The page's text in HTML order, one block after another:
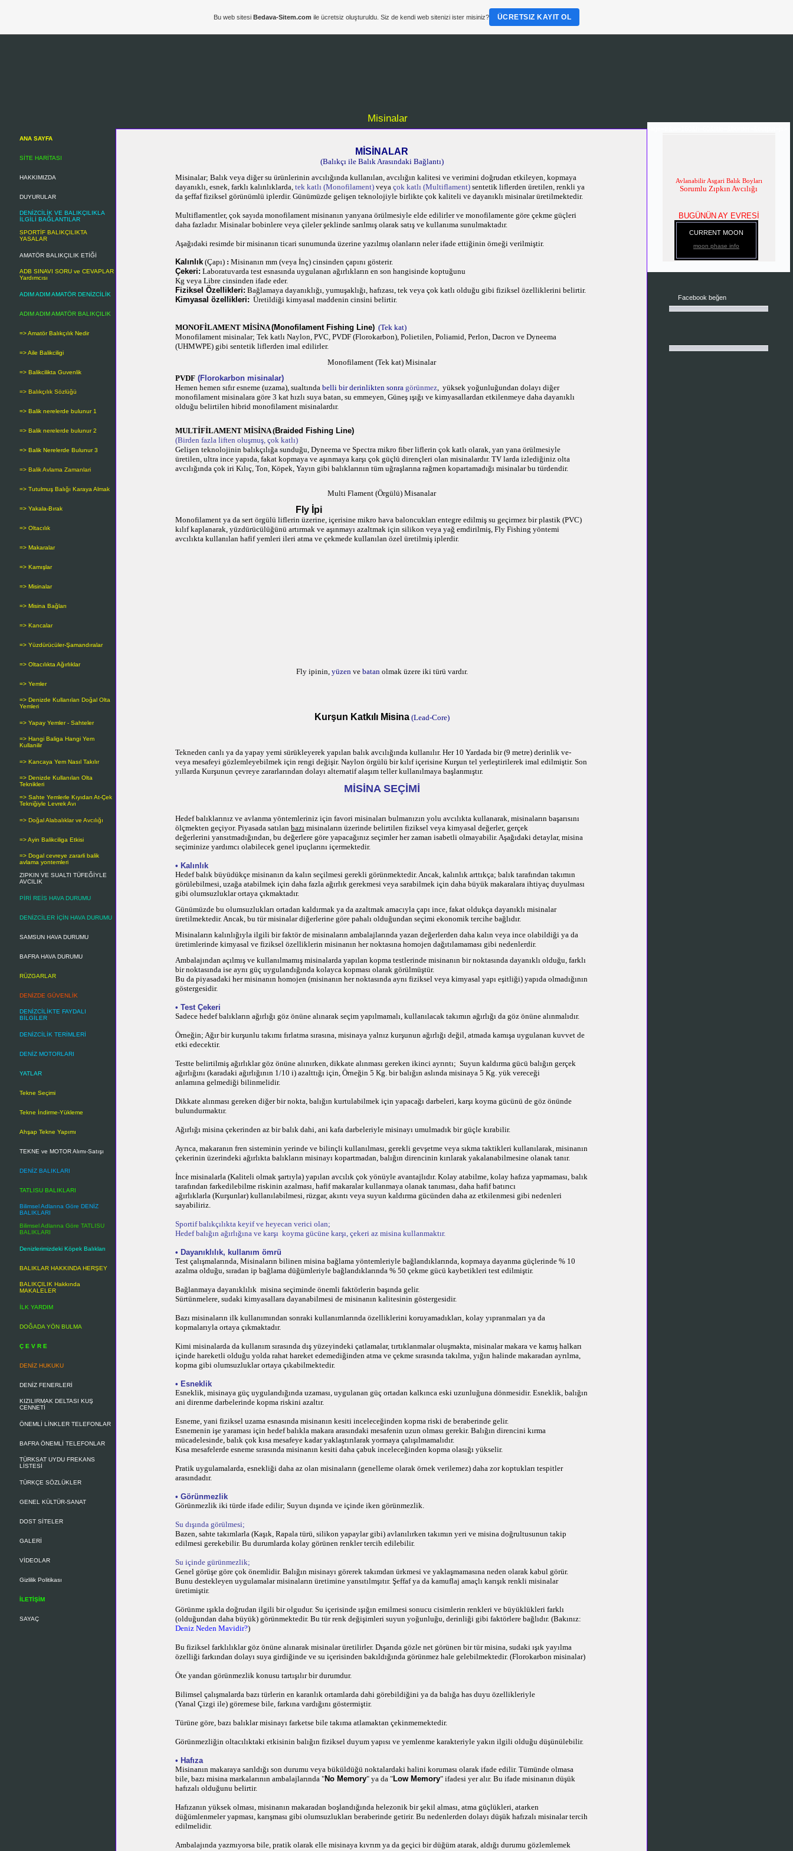
ANA SAYFA
SİTE HARİTASI
HAKKIMIZDA
DUYURULAR
DENİZCİLİK VE BALIKÇILIKLA
İLGİLİ BAĞLANTILAR
SPORTİF BALIKÇILIKTA
YASALAR
AMATÖR BALIKÇILIK ETİĞİ
ADB SINAVI SORU ve CEVAPLAR
Yardımcısı
ADIM ADIM AMATÖR DENİZCİLİK
ADIM ADIM AMATÖR BALIKÇILIK
=> Amatör Balıkçılık Nedir
=> Aile Balikciligi
=> Balikcilikta Guvenlik
=> Balıkçılık Sözlüğü
=> Balik nerelerde bulunur 1
=> Balik nerelerde bulunur 2
=> Balik Nerelerde Bulunur 3
=> Balik Avlama Zamanlari
=> Tutulmuş Balığı Karaya Almak
=> Yakala-Bırak
=> Oltacılık
=> Makaralar
=> Kamışlar
=> Misinalar
=> Misina Bağları
=> Kancalar
=> Yüzdürücüler-Şamandıralar
=> Oltacılıkta Ağırlıklar
=> Yemler
=> Denizde Kullanılan Doğal Olta
Yemleri
=> Yapay Yemler - Sahteler
=> Hangi Baliga Hangi Yem
Kullanilir
=> Kancaya Yem Nasıl Takılır
=> Denizde Kullanılan Olta
Teknikleri
=> Sahte Yemlerle Kıyıdan At-Çek
Tekniğiyle Levrek Avı
=> Doğal Alabalıklar ve Avcılığı
=> Ayin Balikciliga Etkisi
=> Dogal cevreye zararli balik
avlama yontemleri
ZIPKIN VE SUALTI TÜFEĞİYLE
AVCILIK
PİRİ REİS HAVA DURUMU
DENİZCİLER İÇİN HAVA DURUMU
SAMSUN HAVA DURUMU
BAFRA HAVA DURUMU
RÜZGARLAR
DENİZDE GÜVENLİK
DENİZCİLİKTE FAYDALI
BİLGİLER
DENİZCİLİK TERİMLERİ
DENİZ MOTORLARI
YATLAR
Tekne Seçimi
Tekne İndirme-Yükleme
Ahşap Tekne Yapımı
TEKNE ve MOTOR Alımı-Satışı
DENİZ BALIKLARI
TATLISU BALIKLARI
Bilimsel Adlarına Göre DENİZ
BALIKLARI
Bilimsel Adlarına Göre TATLISU
BALIKLARI
Denizlerimizdeki Köpek Balıkları
BALIKLAR HAKKINDA HERŞEY
BALIKÇILIK Hakkında
MAKALELER
İLK YARDIM
DOĞADA YÖN BULMA
Ç E V R E
DENİZ HUKUKU
DENİZ FENERLERİ
KIZILIRMAK DELTASI KUŞ
CENNETİ
ÖNEMLİ LİNKLER TELEFONLAR
BAFRA ÖNEMLİ TELEFONLAR
TÜRKSAT UYDU FREKANS
LİSTESİ
TÜRKÇE SÖZLÜKLER
GENEL KÜLTÜR-SANAT
DOST SİTELER
GALERİ
VİDEOLAR
Gizlilik Politikası
İLETİŞİM
SAYAÇ
Misinalar
MİSİNALAR
(Balıkçı ile Balık Arasındaki Bağlantı)
Misinalar; Balık veya diğer su ürünlerinin avcılığında kullanılan, avcılığın kalitesi ve verimini doğrudan etkileyen, kopmaya
dayanıklı, esnek, farklı kalınlıklarda, tek katlı (Monofilament) veya çok katlı (Multiflament) sentetik liflerden üretilen, renkli ya
da şeffaf fiziksel görünümlü iplerdir. Günümüzde gelişen teknolojiyle birlikte çok kaliteli ve dayanıklı misinalar üretilmektedir.
Multiflamentler, çok sayıda monofilament misinanın yanyana örülmesiyle elde edilirler ve monofilamente göre çekme güçleri
daha fazladır. Misinalar bobinlere veya çileler şeklinde sarılmış olarak satış ve kullanıma sunulmaktadır.
Aşağıdaki resimde bir misinanın ticari sunumunda üzerine yazılmış olanların neler ifade ettiğinin örneği verilmiştir.
Kalınlık (Çapı) : Misinanın mm (veya İnç) cinsinden çapını gösterir.
Çekeri: Laboratuvarda test esnasında uygulanan ağırlıkların en son hangisinde koptuğunu
Kg veya Libre cinsinden ifade eder.
Fiziksel Özellikleri: Bağlamaya dayanıklığı, yumuşaklığı, hafızası, tek veya çok katlı olduğu gibi fiziksel özelliklerini belirtir.
Kimyasal özellikleri: Üretildiği kimyasal maddenin cinsini belirtir.
MONOFİLAMENT MİSİNA(Monofilament Fishing Line) (Tek kat)
Monofilament misinalar; Tek katlı Naylon, PVC, PVDF (Florokarbon), Polietilen, Poliamid, Perlon, Dacron ve Dyneema
(UHMWPE) gibi sentetik liflerden imal edilirler.
Monofilament (Tek kat) Misinalar
PVDF (Florokarbon misinalar)
Hemen hemen sıfır esneme (uzama), sualtında belli bir derinlikten sonra görünmez, yüksek yoğunluğundan dolayı diğer
monofilament misinalara göre 3 kat hızlı suya batan, su emmeyen, Güneş ışığı ve kimyasallardan etkilenmeye daha dayanıklı
olduğu belirtilen hibrid monofilament misinalardır.
MULTİFİLAMENT MİSİNA(Braided Fishing Line)
(Birden fazla liften oluşmuş, çok katlı)
Gelişen teknolojinin balıkçılığa sunduğu, Dyneema ve Spectra mikro fiber liflerin çok katlı olarak, yan yana örülmesiyle
üretilen, ultra ince yapıda, fakat kopmaya ve aşınmaya karşı çok güçlü dirençleri olan misinalardır. TV larda izlediğiniz olta
avcılığında çok iri Kılıç, Ton, Köpek, Yayın gibi balıklarının tüm uğraşlarına rağmen kopartamadığı misinalar bu türdendir.
Multi Flament (Örgülü) Misanalar
Fly İpi
Monofilament ya da sert örgülü liflerin üzerine, içerisine mikro hava baloncukları entegre edilmiş su geçirmez bir plastik (PVC)
kılıf kaplanarak, yüzdürücülüğünü artırmak ve aşınmayı azaltmak için silikon veya yağ emdirilmiş, Fly Fishing yöntemi
avcılıkta kullanılan hafif yemleri ileri atma ve çekmede kullanılan özel üretilmiş iplerdir.
Fly ipinin,yüzenve batanolmak üzere iki türü vardır.
Kurşun Katkılı Misina (Lead-Core)
Tekneden canlı ya da yapay yemi sürükleyerek yapılan balık avcılığında kullanılır. Her 10 Yardada bir (9 metre) derinlik ve-
veya mesafeyi gözlemleyebilmek için rengi değişir. Naylon örgülü bir kılıf içerisine Kurşun tel yerleştirilerek imal edilmiştir. Son
yıllarda Kurşunun çevreye zararlarından dolayı alternatif alaşım teller kullanılmaya başlanmıştır.
MİSİNA SEÇİMİ
Hedef balıklarınız ve avlanma yöntemleriniz için favori misinaları bulmanızın yolu avcılıkta kullanarak, misinaların başarısını
ölçmekten geçiyor. Piyasada satılan bazı misinaların üzerinde belirtilen fiziksel veya kimyasal değerler, gerçek
değerlerini yansıtmadığından, bu değerlere göre yapacağınız seçimler her zaman isabetli olmayabilir.Aşağıdaki detaylar, misina
seçiminize yardımcı olabilecek genel ipuçlarını içermektedir.
• Kalınlık
Hedef balık büyüdükçe misinanın da kalın seçilmesi gerekli görünmektedir. Ancak, kalınlık arttıkça; balık tarafından takımın
görülebilmesi, uzağa atabilmek için daha fazla ağırlık gerekmesi veya sarabilmek için daha büyük makaralara ihtiyaç duyulması
gibi olumsuzluklar ortaya çıkmaktadır.
Günümüzde bu olumsuzlukları ortadan kaldırmak ya da azaltmak amacıyla çapı ince, fakat oldukça dayanıklı misinalar
üretilmektedir. Ancak, bu tür misinalar diğerlerine göre pahalı olduğundan seçimi ekonomik tercihe bağlıdır.
Misinaların kalınlığıyla ilgili bir faktör de misinaların ambalajlarında yazan değerlerden daha kalın veya ince olabildiği ya da
üretimlerinde kimyasal ve fiziksel özelliklerin misinanın her noktasına homojen dağıtılamaması gibi nedenlerdir.
Ambalajından açılmış ve kullanılmamış misinalarda yapılan kopma testlerinde misinanın bir noktasında dayanıklı olduğu, farklı
bir noktasında ise aynı güç uygulandığında kolayca kopması olarak görülmüştür.
Bu da piyasadaki her misinanın homojen (misinanın her noktasında aynı fiziksel veya kimyasal yapı eşitliği) yapıda olmadığının
göstergesidir.
• Test Çekeri
Sadece hedef balıkların ağırlığı göz önüne alınarak seçim yapılmamalı, kullanılacak takımın ağırlığı da göz önüne alınmalıdır.
Örneğin; Ağır bir kurşunlu takımı fırlatma sırasına, misinaya yalnız kurşunun ağırlığı değil, atmada kamışa uygulanan kuvvet de
etki edecektir.
Testte belirtilmiş ağırlıklar göz önüne alınırken, dikkate alınması gereken ikinci ayrıntı; Suyun kaldırma gücü balığın gerçek
ağırlığını (karadaki ağırlığının 1/10 i) azalttığı için, Örneğin 5 Kg. bir balığın aslında misinaya 5 Kg. yük vereceği
anlamına gelmediği bilinmelidir.
Dikkate alınması gereken diğer bir nokta, balığın kurtulabilmek için yapacağı darbeleri, karşı koyma gücünü de göz önünde
bulundurmaktır.
Ağırlığı misina çekerinden az bir balık dahi, ani kafa darbeleriyle misinayı umulmadık bir güçle kırabilir.
Ayrıca, makaranın fren sisteminin yerinde ve bilinçli kullanılması, gerekli gevşetme veya sıkma taktikleri kullanılarak, misinanın
çekerinin üzerindeki ağırlıkta balıkların misinayı kopartmadan, balığın direncinin kırılarak yakalanabilmesine olanak tanır.
İnce misinalarla (Kaliteli olmak şartıyla) yapılan avcılık çok yönüyle avantajlıdır. Kolay atabilme, kolay hafıza yapmaması, balık
tarafından farkedilebilme riskinin azalması, hafif makaralar kullanmaya olanak tanıması, daha hafif batırıcı
ağırlıklarla (Kurşunlar) kullanılabilmesi, rüzgar, akıntı veya suyun kaldırma gücünden daha az etkilenmesi gibi nedenleri
sayabiliriz.
Sportif balıkçılıkta keyif ve heyecan verici olan;
Hedef balığın ağırlığına ve karşı koyma gücüne karşı, çekeri az misina kullanmaktır.
• Dayanıklılık, kullanım ömrü
Test çalışmalarında, Misinaların bilinen misina bağlama yöntemleriyle bağlandıklarında, kopmaya dayanma güçlerinde % 10
azalma olduğu, sıradan ip bağlama düğümleriyle bağlandıklarında % 50 çekme gücü kaybetikleri test edilmiştir.
Bağlanmaya dayanıklılık misina seçiminde önemli faktörlerin başında gelir.
Sürtünmelere, sudaki kimyasallara dayanabilmesi de misinanın kalitesinin göstergesidir.
Bazı misinaların ilk kullanımından sonraki kullanımlarında özelliklerini koruyamadıkları, kolay yıpranmaları ya da
kopmalarıyla ortaya çıkmaktadır.
Kimi misinalarda da kullanım sırasında dış yüzeyindeki çatlamalar, tırtıklanmalar oluşmakta, misinalar makara ve kamış halkarı
içinde hareketli olduğu yolda rahat hareket edemediğinden atma ve çekme sırasında takılma, yığın halinde makaradan ayrılma,
kopma gibi olumsuzluklar ortaya çıkabilmektedir.
• Esneklik
Esneklik, misinaya güç uygulandığında uzaması, uygulanan güç ortadan kalkınca eski uzunluğuna dönmesidir. Esneklik, balığın
ani direnme darbelerinde kopma riskini azaltır.
Esneme, yani fiziksel uzama esnasında misinanın kesiti inceleceğinden kopma riski de beraberinde gelir.
Esnemenin işe yaraması için hedef balıkla makara arasındaki mesafenin uzun olması gerekir. Balığın direncini kırma
mücadelesinde, balık çok kısa mesafeye kadar yaklaştırılarak yormaya çalışılmamalıdır.
Kısa mesafelerde esneme sırasında misinanın kesiti daha çabuk inceleceğinden kopma olasığı yükselir.
Pratik uygulamalarda, esnekliği daha az olan misinaların (genelleme olarak örnek verilemez) daha zor koptukları tespitler
arasındadır.
• Görünmezlik
Görünmezlik iki türde ifade edilir; Suyun dışında ve içinde iken görünmezlik.
Su dışında görülmesi;
Bazen, sahte takımlarla (Kaşık, Rapala türü, silikon yapaylar gibi) avlanılırken takımın yeri ve misina doğrultusunun takip
edilmesi gerekebilir. Bu durumlarda kolay görünen renkler tercih edilebilir.
Su içinde gürünmezlik;
Genel görüşe göre çok önemlidir. Balığın misinayı görerek takımdan ürkmesi ve yaklaşmamasına neden olarak kabul görür.
Bunu destekleyen uygulamalar misinaların üretimine yansıtılmşıtır. Şeffaf ya da kamuflaj amaçlı karışık renkli misinalar
üretimiştir.
Görünme ışıkla doğrudan ilgili bir olgudur. Su içerisinde ışığın emilmesi sonucu cisimlerin renkleri ve büyüklükleri farklı
(olduğundan daha büyük) görünmektedir. Bu tür renk değişimleri suyun yoğunluğu, derinliği gibi faktörlere bağlıdır. (Bakınız:
Deniz Neden Mavidir?)
Bu fiziksel farklılıklar göz önüne alınarak misinalar üretilirler. Dışarıda gözle net görünen bir tür misina, sudaki ışık yayılma
özelliği farkından dolayı suya girdiğinde ve su içerisinden bakıldığında görünmez hale gelebilmektedir. (Florokarbon misinalar)
Öte yandan görünmezlik konusu tartışılır bir durumdur.
Bilimsel çalışmalarda bazı türlerin en karanlık ortamlarda dahi görebildiğini ya da balığa has duyu özellikleriyle
(Yanal Çizgi ile) göremese bile, farkına vardığını göstermiştir.
Türüne göre, bazı balıklar misinayı farketse bile takıma atlamaktan çekinmemektedir.
Görünmezliğin oltacılıktaki etkisinin balığın fiziksel duyum yapısı ve yemlenme karakteriyle yakın ilgili olduğu düşünülebilir.
• Hafıza
Misinanın makaraya sarıldığı son durumu veya büküldüğü noktalardaki halini koruması olarak ifade edilir. Tümünde olmasa
bile, bazı misina markalarının ambalajlarında "No Memory" ya da "Low Memory" ifadesi yer alır. Bu ifade misinanın düşük
hafızalı olduğunu belirtir.
Hafızanın yüksek olması, misinanın makaradan boşlandığında helezonik bir şekil alması, atma güçlükleri, atarken
düğümlenmeler yapması, karışması gibi olumsuzlukları beraberinde getirir. Bu nedenlerden dolayı düşük hafızalı misinalar tercih
edilmelidir.
Ambalajında yazmıyorsa bile, pratik olarak elle misinaya kıvrım ya da geçici bir düğüm atarak, aldığı durumu gözlemlemek
Avlanabilir Asgari Balık Boyları
Sorumlu Zıpkın Avcılığı
BUGÜNÜN AY EVRESİ
CURRENT MOON
moon phase info
Facebook beğen
Bu web sitesi Bedava-Sitem.com ile ücretsiz oluşturuldu. Siz de kendi web sitenizi ister misiniz? ÜCRETSIZ KAYIT OL